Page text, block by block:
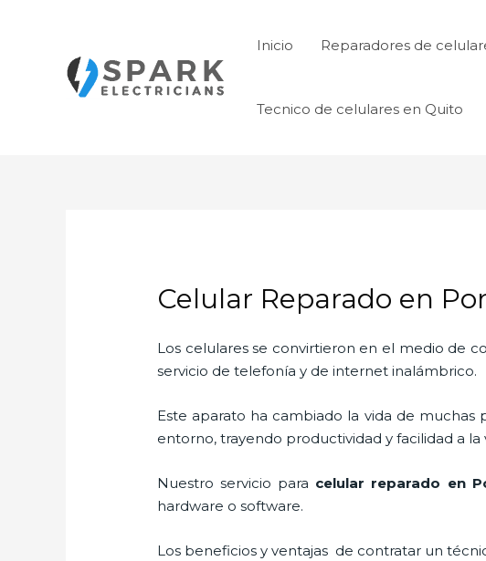
Inicio Reparadores de
Tecnico de celulares en Quito
Celular Reparado en
Los celulares se convirtieron en el medio de
servicio de telefonía y de internet inalámbrico.
Este aparato ha cambiado la vida de muchas
entorno, trayendo productividad y facilidad a
Nuestro servicio para celular reparado en
hardware o software.
Los beneficios y ventajas de contratar un